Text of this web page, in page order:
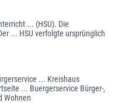
... (HSU). Die
... HSU verfolgte ursprünglich
... Kreishaus
... Buergerservice Bürger-,
Wohnen